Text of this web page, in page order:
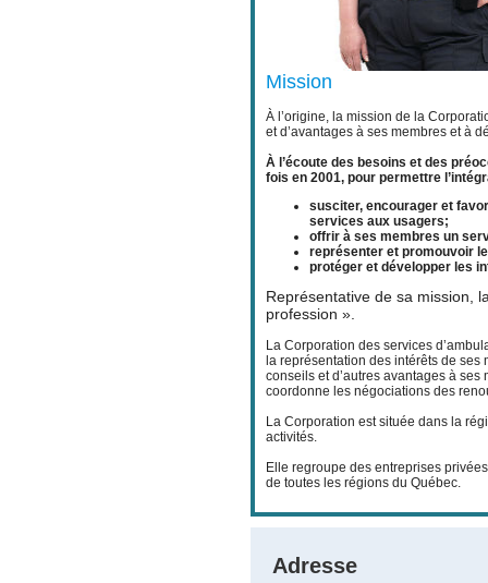
Mission
À l’origine, la mission de la
et d’avantages à ses membres et à
À l’écoute des besoins et des
fois en 2001, pour permettre
susciter, encourager et
services aux usagers;
offrir à ses membres un
représenter et promouvoir
protéger et développer les
Représentative de sa mission,
profession ».
La Corporation des services
la représentation des intérêts de
conseils et d’autres avantages à
coordonne les négociations des
La Corporation est située dans la
activités.
Elle regroupe des entreprises
de toutes les régions du Québec.
Adresse